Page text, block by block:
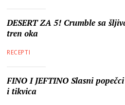
DESERT ZA 5! Crumble sa
tren oka
RECEPTI
FINO I JEFTINO Slasni
i tikvica